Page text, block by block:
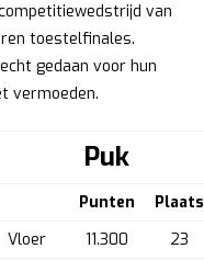
van
toestelfinales.
gedaan voor hun
vermoeden.
Puk
Punten
Plaats
Vloer 11.300
23